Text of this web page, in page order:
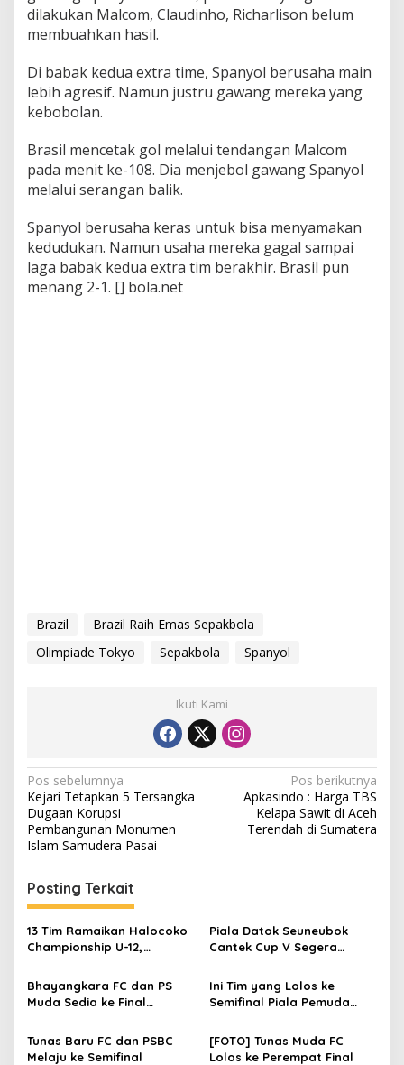
dilakukan Malcom, Claudinho, Richarlison belum
membuahkan hasil.
Di babak kedua extra time, Spanyol berusaha main
lebih agresif. Namun justru gawang mereka yang
kebobolan.
Brasil mencetak gol melalui tendangan Malcom
pada menit ke-108. Dia menjebol gawang Spanyol
melalui serangan balik.
Spanyol berusaha keras untuk bisa menyamakan
kedudukan. Namun usaha mereka gagal sampai
laga babak kedua extra tim berakhir. Brasil pun
menang 2-1. [] bola.net
Brazil
Brazil Raih Emas Sepakbola
Olimpiade Tokyo
Sepakbola Spanyol
Ikuti Kami
N
a
v
i
g
a
s
i
p
o
s
Pos sebelumnya
Kejari Tetapkan 5 Tersangka
Dugaan Korupsi
Pembangunan Monumen
Islam Samudera Pasai
Pos berikutnya
Apkasindo : Harga TBS
Kelapa Sawit di Aceh
Terendah di Sumatera
Posting Terkait
13 Tim Ramaikan Halocoko
Championship U-12,
Sepak Bola Pascabanjir
Piala Datok Seuneubok
Cantek Cup V Segera
Juta
Bhayangkara FC dan PS
Muda Sedia ke Final
Ini Tim yang Lolos ke
Semifinal Piala Pemuda
Jadwalnya
Tunas Baru FC dan PSBC
Melaju ke Semifinal
[FOTO] Tunas Muda FC
Lolos ke Perempat Final